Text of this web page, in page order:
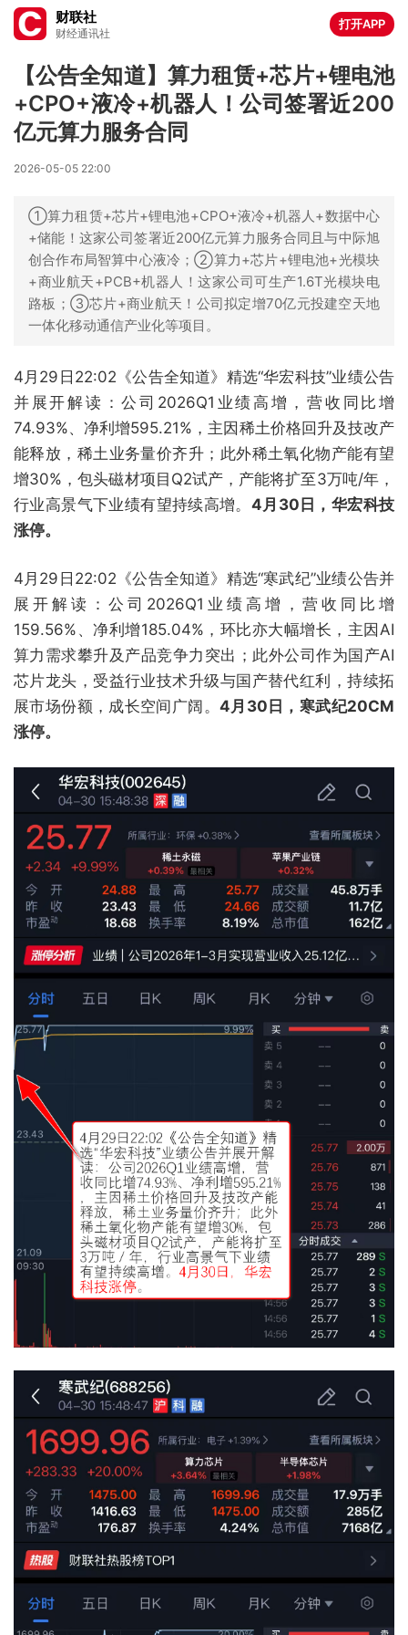
财联社
财经通讯社
打开APP
【公告全知道】算力租赁+芯片+锂电池
+CPO+液冷+机器人！公司签署近200
亿元算力服务合同
2026-05-05 22:00
①算力租赁+芯片+锂电池+CPO+液冷+机器人+数据中心
+储能！这家公司签署近200亿元算力服务合同且与中际旭
创合作布局智算中心液冷；②算力+芯片+锂电池+光模块
+商业航天+PCB+机器人！这家公司可生产1.6T光模块电
路板；③芯片+商业航天！公司拟定增70亿元投建空天地
一体化移动通信产业化等项目。
4月29日22:02《公告全知道》精选“华宏科技”业绩公告
并展开解读：公司2026Q1业绩高增，营收同比增
74.93%、净利增595.21%，主因稀土价格回升及技改产
能释放，稀土业务量价齐升；此外稀土氧化物产能有望
增30%，包头磁材项目Q2试产，产能将扩至3万吨/年，
行业高景气下业绩有望持续高增。 4月30日，华宏科技
涨停。
4月29日22:02《公告全知道》精选“寒武纪”业绩公告并
展开解读：公司2026Q1业绩高增，营收同比增
159.56%、净利增185.04%，环比亦大幅增长，主因AI
算力需求攀升及产品竞争力突出；此外公司作为国产AI
芯片龙头，受益行业技术升级与国产替代红利，持续拓
展市场份额，成长空间广阔。 4月30日，寒武纪20CM
涨停。